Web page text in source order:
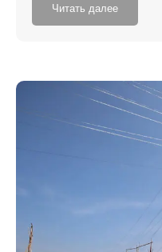
Читать далее